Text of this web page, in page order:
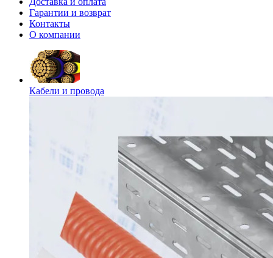
Гарантии и возврат
Контакты
О компании
Кабели и провода